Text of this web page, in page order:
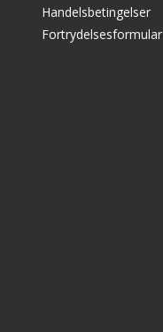
Handelsbetingelser
Fortrydelsesformular